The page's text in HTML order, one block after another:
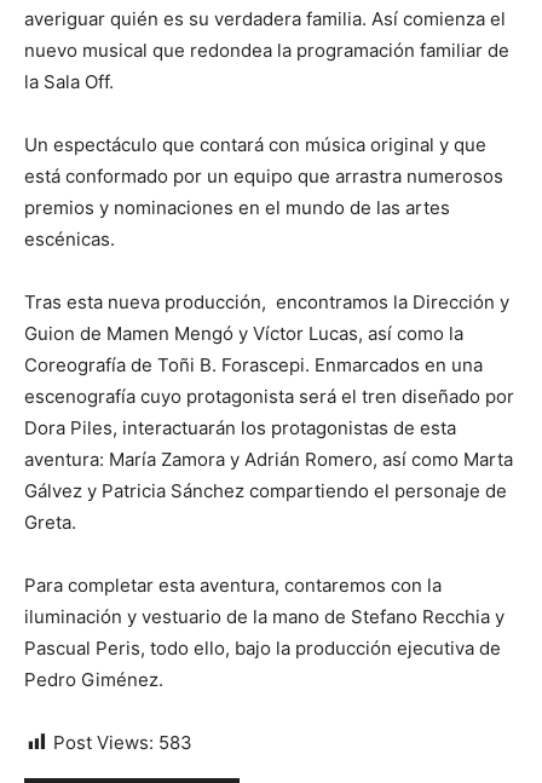
averiguar quién es su verdadera familia. Así comienza el
nuevo musical que redondea la programación familiar de
la Sala Off.
Un espectáculo que contará con música original y que
está conformado por un equipo que arrastra numerosos
premios y nominaciones en el mundo de las artes
escénicas.
Tras esta nueva producción, encontramos la Dirección y
Guion de Mamen Mengó y Víctor Lucas, así como la
Coreografía de Toñi B. Forascepi. Enmarcados en una
escenografía cuyo protagonista será el tren diseñado por
Dora Piles, interactuarán los protagonistas de esta
aventura: María Zamora y Adrián Romero, así como Marta
Gálvez y Patricia Sánchez compartiendo el personaje de
Greta.
Para completar esta aventura, contaremos con la
iluminación y vestuario de la mano de Stefano Recchia y
Pascual Peris, todo ello, bajo la producción ejecutiva de
Pedro Giménez.
Post Views: 583